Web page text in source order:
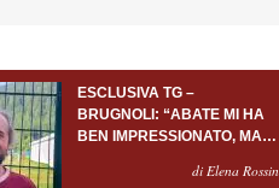
ESCLUSIVA TG –
BRUGNOLI: “ABATE MI HA
BEN IMPRESSIONATO, MA
PORTIERE SERVONOdi Elena Rossin